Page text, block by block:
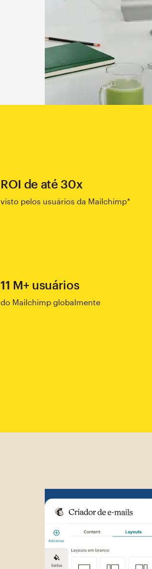
ROI de até 30x
visto pelos usuários da Mailchimp*
11 M+ usuários
do Mailchimp globalmente